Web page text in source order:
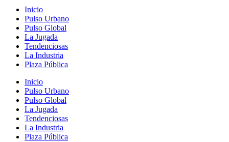
Inicio
Pulso Urbano
Pulso Global
La Jugada
Tendenciosas
La Industria
Plaza Pública
Inicio
Pulso Urbano
Pulso Global
La Jugada
Tendenciosas
La Industria
Plaza Pública